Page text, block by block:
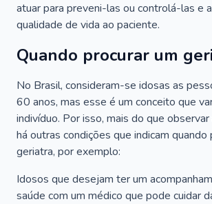
atuar para preveni-las ou controlá-las e
qualidade de vida ao paciente.
Quando procurar um
No Brasil, consideram-se idosas as
60 anos, mas esse é um conceito que
indivíduo. Por isso, mais do que observar
há outras condições que indicam quando
geriatra, por exemplo:
Idosos que desejam ter um
saúde com um médico que pode cuidar